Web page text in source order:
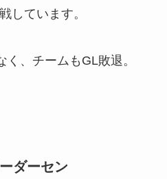
しています。
、チームもGL敗退。
ダーセン